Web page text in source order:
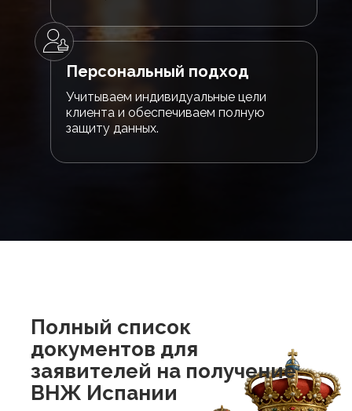
Учитываем индивидуальные цели
клиента и обеспечиваем полную
защиту данных.
Персональный подход
Полный список
документов для
заявителей на получение
ВНЖ Испании